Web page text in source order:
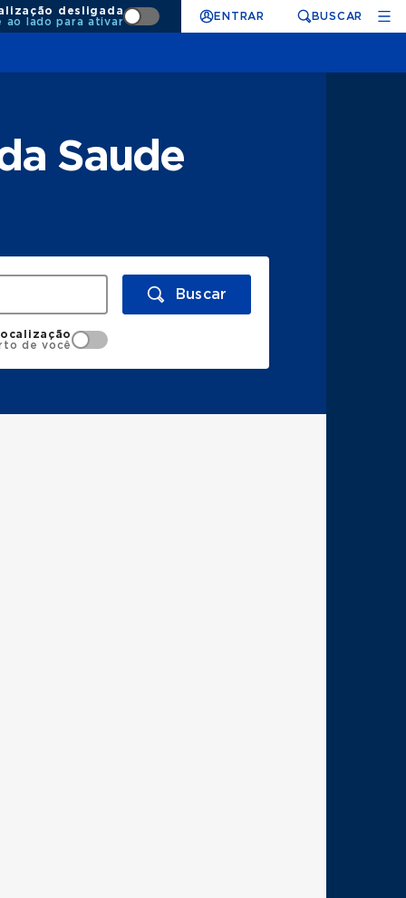
desligada
ao lado para ativar
ENTRAR BUSCAR
Saude
Buscar
de você